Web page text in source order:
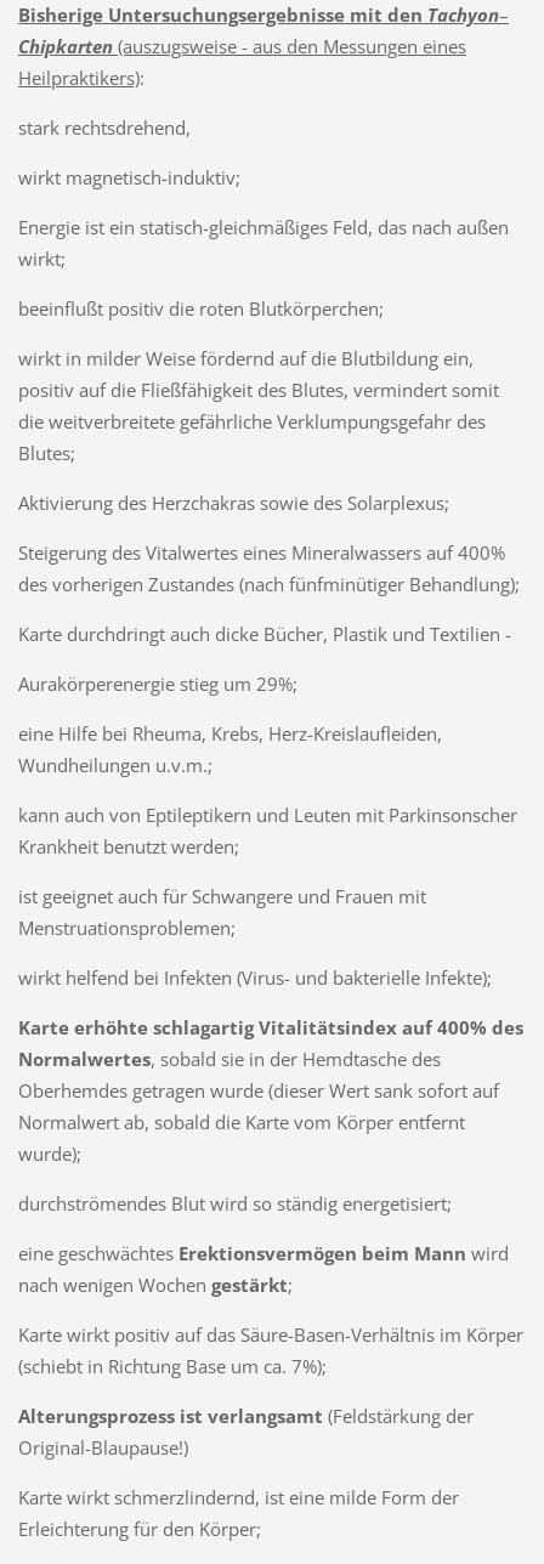
Bisherige Untersuchungsergebnisse mit den Tachyon–
Chipkarten (auszugsweise - aus den Messungen eines
Heilpraktikers):
stark rechtsdrehend,
wirkt magnetisch-induktiv;
Energie ist ein statisch-gleichmäßiges Feld, das nach außen
wirkt;
beeinflußt positiv die roten Blutkörperchen;
wirkt in milder Weise fördernd auf die Blutbildung ein,
positiv auf die Fließfähigkeit des Blutes, vermindert somit
die weitverbreitete gefährliche Verklumpungsgefahr des
Blutes;
Aktivierung des Herzchakras sowie des Solarplexus;
Steigerung des Vitalwertes eines Mineral­wassers auf 400%
des vorherigen Zustandes (nach fünfminütiger Behandlung);
Karte durch­dringt auch dicke Bücher, Plastik und Texti­lien -
Aurakörper­energie stieg um 29%;
eine Hilfe bei Rheuma, Krebs, Herz-Kreislaufleiden,
Wundhei­lungen u.v.m.;
kann auch von Eptileptikern und Leu­ten mit Parkinsonscher
Krankheit benutzt wer­den;
ist geeignet auch für Schwangere und Frauen mit
Menstruationsproblemen;
wirkt helfend bei Infekten (Virus- und bak­terielle Infekte);
Karte erhöhte schlagartig Vitalitätsindex auf 400% des
Normalwertes, sobald sie in der Hemdtasche des
Oberhemdes getragen wurde (dieser Wert sank sofort auf
Normalwert ab, sobald die Karte vom Körper entfernt
wurde);
durchströmendes Blut wird so ständig energeti­siert;
eine geschwächtes Erektionsvermögen beim Mann wird
nach wenigen Wochen gestärkt;
Karte wirkt positiv auf das Säure-Basen-Verhältnis im Körper
(schiebt in Richtung Base um ca. 7%);
Alterungsprozess ist verlangsamt (Feldstärkung der
Original-Blaupause!)
Karte wirkt schmerzlindernd, ist eine milde Form der
Erleichte­rung für den Körper;